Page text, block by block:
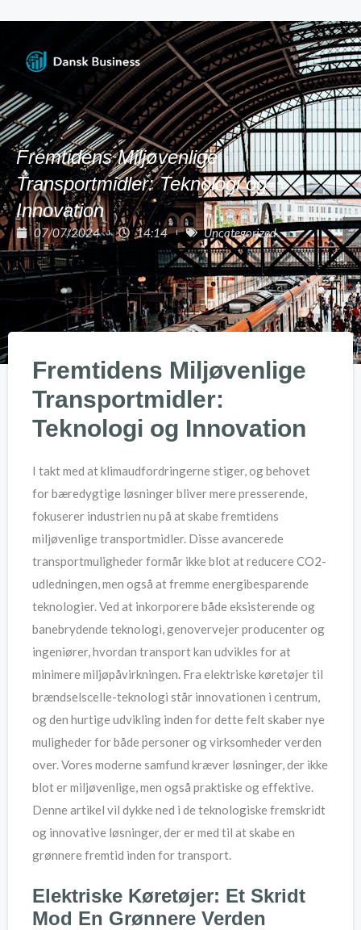
Fremtidens Miljøvenlige
Transportmidler: Teknologi og
Innovation
07/07/2024 14:14 Uncategorized
Fremtidens Miljøvenlige
Transportmidler:
Teknologi og Innovation
I takt med at klimaudfordringerne stiger, og behovet
for bæredygtige løsninger bliver mere presserende,
fokuserer industrien nu på at skabe fremtidens
miljøvenlige transportmidler. Disse avancerede
transportmuligheder formår ikke blot at reducere CO2-
udledningen, men også at fremme energibesparende
teknologier. Ved at inkorporere både eksisterende og
banebrydende teknologi, genovervejer producenter og
ingeniører, hvordan transport kan udvikles for at
minimere miljøpåvirkningen. Fra elektriske køretøjer til
brændselscelle-teknologi står innovationen i centrum,
og den hurtige udvikling inden for dette felt skaber nye
muligheder for både personer og virksomheder verden
over. Vores moderne samfund kræver løsninger, der ikke
blot er miljøvenlige, men også praktiske og effektive.
Denne artikel vil dykke ned i de teknologiske fremskridt
og innovative løsninger, der er med til at skabe en
grønnere fremtid inden for transport.
Elektriske Køretøjer: Et Skridt
Mod En Grønnere Verden